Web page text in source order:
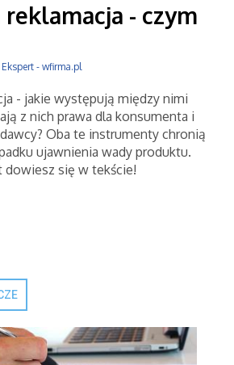
reklamacja - czym
Ekspert - wfirma.pl
- jakie występują między nimi
z nich prawa dla konsumenta i
Oba te instrumenty chronią
ujawnienia wady produktu.
się w tekście!